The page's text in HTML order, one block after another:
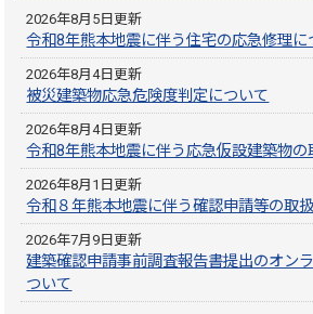
2026年8月5日更新
令和8年熊本地震に伴う住宅の応急修理に
2026年8月4日更新
被災建築物応急危険度判定について
2026年8月4日更新
令和8年熊本地震に伴う応急仮設建築物の
2026年8月1日更新
令和８年熊本地震に伴う確認申請等の取
2026年7月9日更新
建築確認申請事前調査報告書提出のオン
ついて